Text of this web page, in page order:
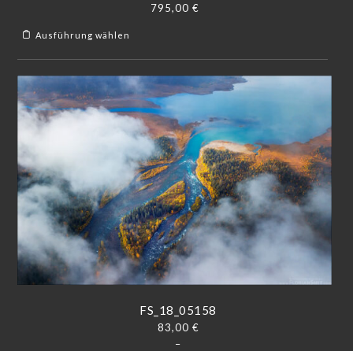
795,00€
Ausführung wählen
FS_18_05158
83,00 €
–